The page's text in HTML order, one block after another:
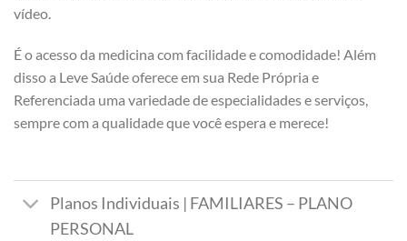
vídeo.
É o acesso da medicina com facilidade e comodidade! Além
disso a Leve Saúde oferece em sua Rede Própria e
Referenciada uma variedade de especialidades e serviços,
sempre com a qualidade que você espera e merece!
Planos Individuais | FAMILIARES – PLANO
PERSONAL